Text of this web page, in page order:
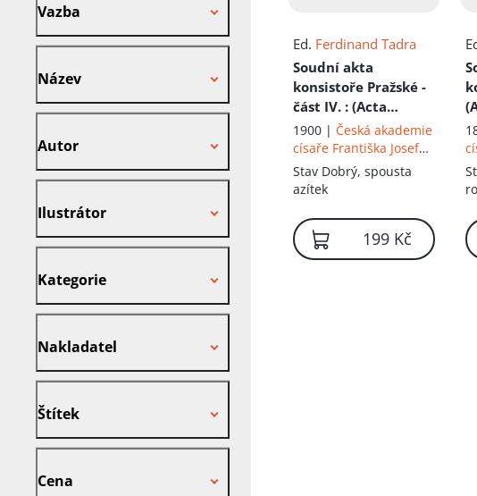
Vazba
Název
Autor
Ilustrátor
Kategorie
Nakladatel
Štítek
Cena
Ed. Ferdinand Tadra
Soudní akta
konsistoře Pražské -
část IV. : (Acta
judiciaria consistorii
Pragensis) - Část VI,
(1407-1408)
1900 |Česká akademie
císaře Františka Josefa
pro vědy, slovesnost a
umění
Stav Dobrý, spousta
azítek
199 Kč